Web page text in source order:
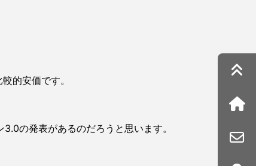
的安価です。
の発表があるのだろうと思います。